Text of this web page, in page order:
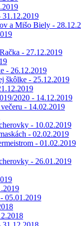
31.12.2019
a Mišo Biely -
- 27.12.2019
- 26.12.2019
škôlke - 25.12.2019
2020 - 14.12.2019
- 14.02.2019
- 10.02.2019
- 02.02.2019
- 01.02.2019
- 26.01.2019
05.01.2019